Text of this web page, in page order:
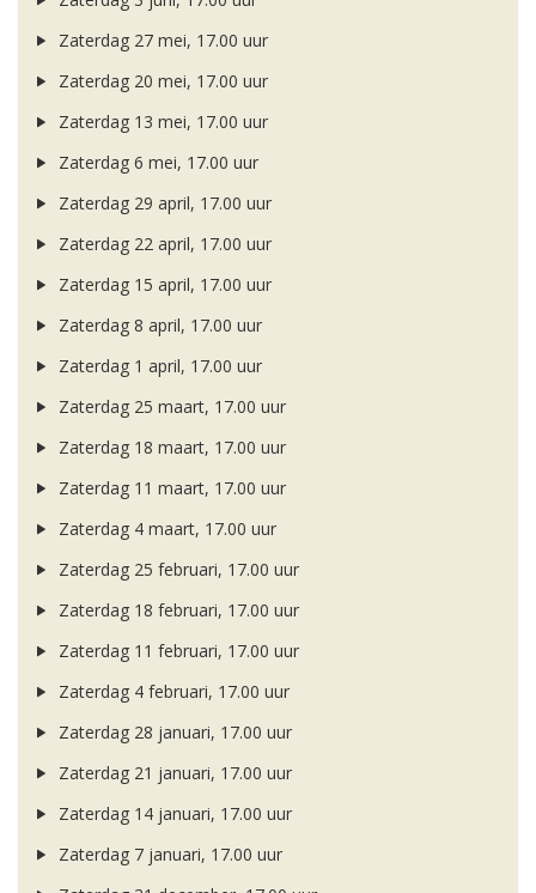
Zaterdag 27 mei, 17.00 uur
Zaterdag 20 mei, 17.00 uur
Zaterdag 13 mei, 17.00 uur
Zaterdag 6 mei, 17.00 uur
Zaterdag 29 april, 17.00 uur
Zaterdag 22 april, 17.00 uur
Zaterdag 15 april, 17.00 uur
Zaterdag 8 april, 17.00 uur
Zaterdag 1 april, 17.00 uur
Zaterdag 25 maart, 17.00 uur
Zaterdag 18 maart, 17.00 uur
Zaterdag 11 maart, 17.00 uur
Zaterdag 4 maart, 17.00 uur
Zaterdag 25 februari, 17.00 uur
Zaterdag 18 februari, 17.00 uur
Zaterdag 11 februari, 17.00 uur
Zaterdag 4 februari, 17.00 uur
Zaterdag 28 januari, 17.00 uur
Zaterdag 21 januari, 17.00 uur
Zaterdag 14 januari, 17.00 uur
Zaterdag 7 januari, 17.00 uur